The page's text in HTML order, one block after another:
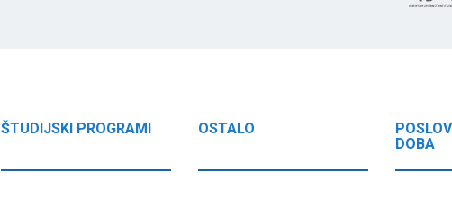
ŠTUDIJSKI PROGRAMI OSTALO
DOBA